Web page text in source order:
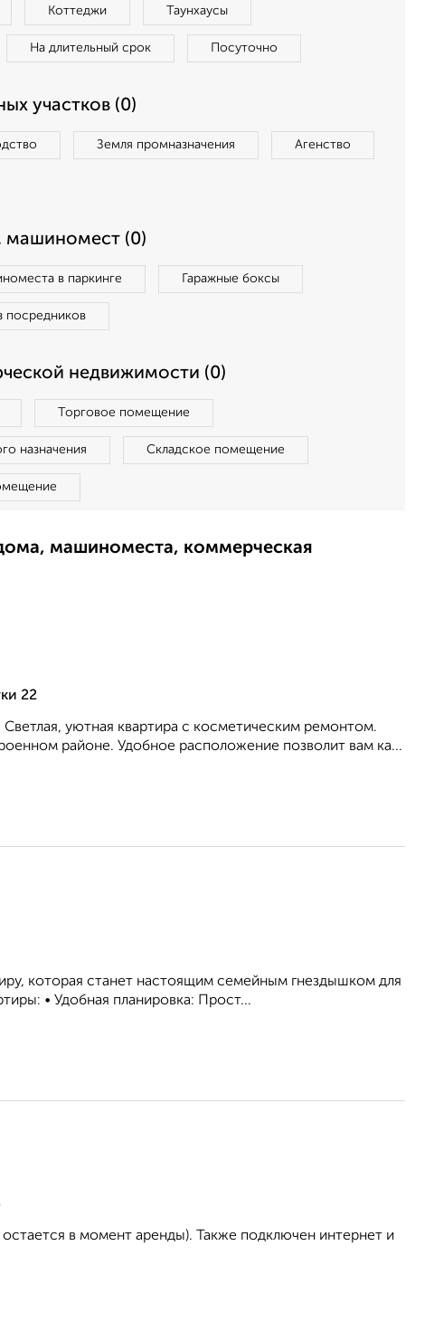
Коттеджи Таунхаусы
На длительный срок Посуточно
участков (0)
Земля промназначения Агенство
машиномест (0)
в паркинге Гаражные боксы
посредников
недвижимости (0)
Торговое помещение
назначения Складское помещение
машиноместа, коммерческая
22
уютная квартира с косметическим ремонтом.
районе. Удобное расположение позволит вам ка...
которая станет настоящим семейным гнездышком для
• Удобная планировка: Прост...
в момент аренды). Также подключен интернет и